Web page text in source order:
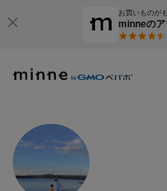
お買いものが
minneのア